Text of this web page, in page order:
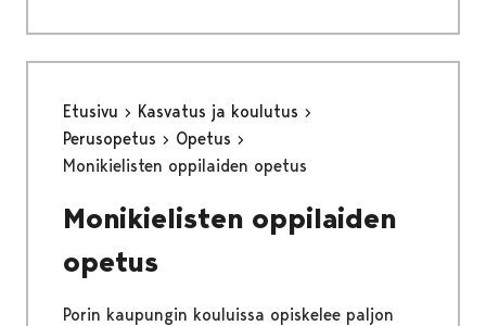
Etusivu
Kasvatus ja koulutus
Perusopetus
Opetus
Monikielisten oppilaiden opetus
Monikielisten oppilaiden
opetus
Porin kaupungin kouluissa opiskelee paljon